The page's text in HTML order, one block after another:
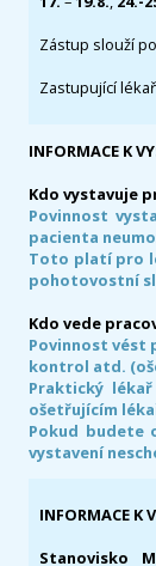
Zástup slouží
Zastupující
INFORMACE K
Kdo vystavuje
Povinnost
pacienta
Toto platí pro
pohotovostní
Kdo vede
Povinnost vést
kontrol atd.
Praktický
ošetřujícím
Pokud budete
vystavení
INFORMACE K
Stanovisko